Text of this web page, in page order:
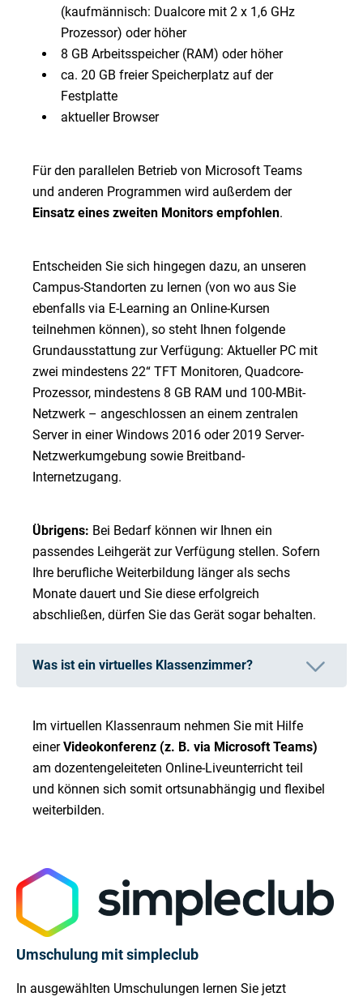
(kaufmännisch: Dualcore mit 2 x 1,6 GHz
Prozessor) oder höher
8 GB Arbeitsspeicher (RAM) oder höher
ca. 20 GB freier Speicherplatz auf der
Festplatte
aktueller Browser
Für den parallelen Betrieb von Microsoft Teams
und anderen Programmen wird außerdem der
Einsatz eines zweiten Monitors empfohlen.
Entscheiden Sie sich hingegen dazu, an unseren
Campus-Standorten zu lernen (von wo aus Sie
ebenfalls via E-Learning an Online-Kursen
teilnehmen können), so steht Ihnen folgende
Grundausstattung zur Verfügung: Aktueller PC mit
zwei mindestens 22“ TFT Monitoren, Quadcore-
Prozessor, mindestens 8 GB RAM und 100-MBit-
Netzwerk – angeschlossen an einem zentralen
Server in einer Windows 2016 oder 2019 Server-
Netzwerkumgebung sowie Breitband-
Internetzugang.
Übrigens: Bei Bedarf können wir Ihnen ein
passendes Leihgerät zur Verfügung stellen. Sofern
Ihre berufliche Weiterbildung länger als sechs
Monate dauert und Sie diese erfolgreich
abschließen, dürfen Sie das Gerät sogar behalten.
Was ist ein virtuelles Klassenzimmer?
Im virtuellen Klassenraum nehmen Sie mit Hilfe
einerVideokonferenz (z. B. via Microsoft Teams)
am dozentengeleiteten Online-Liveunterricht teil
und können sich somit ortsunabhängig und flexibel
weiterbilden.
Umschulung mit simpleclub
In ausgewählten Umschulungen lernen Sie jetzt